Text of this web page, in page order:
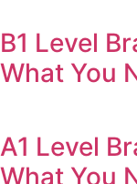
B1 Level
What You
A1 Level
What You